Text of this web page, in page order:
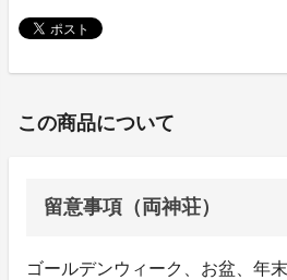
この商品について
留意事項（両神荘）
ゴールデンウィーク、お盆、年